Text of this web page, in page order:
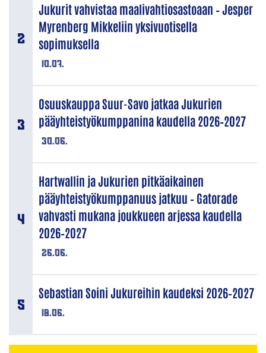
10.07.
Jukurit vahvistaa maalivahtiosastoaan – Jesper
Myrenberg Mikkeliin yksivuotisella
sopimuksella
30.06.
Osuuskauppa Suur-Savo jatkaa Jukurien
pääyhteistyökumppanina kaudella 2026–2027
26.06.
Hartwallin ja Jukurien pitkäaikainen
pääyhteistyökumppanuus jatkuu – Gatorade
vahvasti mukana joukkueen arjessa kaudella
2026–2027
18.06.
Sebastian Soini Jukureihin kaudeksi 2026–2027